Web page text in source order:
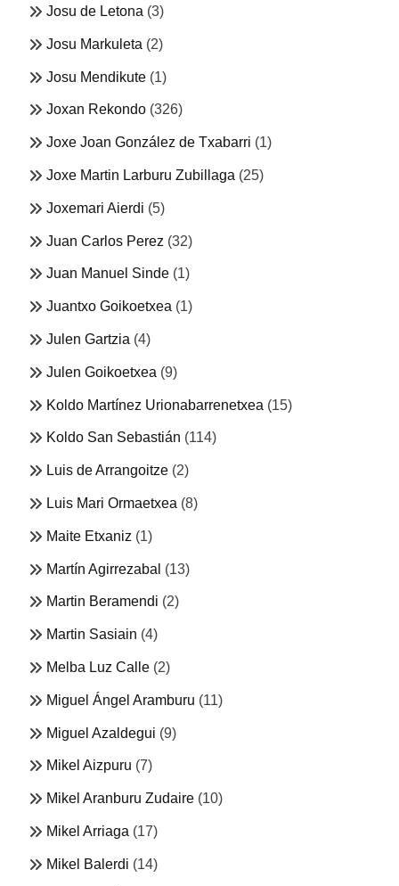
Josu de Letona (3)
Josu Markuleta (2)
Josu Mendikute (1)
Joxan Rekondo (326)
Joxe Joan González de Txabarri (1)
Joxe Martin Larburu Zubillaga (25)
Joxemari Aierdi (5)
Juan Carlos Perez (32)
Juan Manuel Sinde (1)
Juantxo Goikoetxea (1)
Julen Gartzia (4)
Julen Goikoetxea (9)
Koldo Martínez Urionabarrenetxea (15)
Koldo San Sebastián (114)
Luis de Arrangoitze (2)
Luis Mari Ormaetxea (8)
Maite Etxaniz (1)
Martín Agirrezabal (13)
Martin Beramendi (2)
Martin Sasiain (4)
Melba Luz Calle (2)
Miguel Ángel Aramburu (11)
Miguel Azaldegui (9)
Mikel Aizpuru (7)
Mikel Aranburu Zudaire (10)
Mikel Arriaga (17)
Mikel Balerdi (14)